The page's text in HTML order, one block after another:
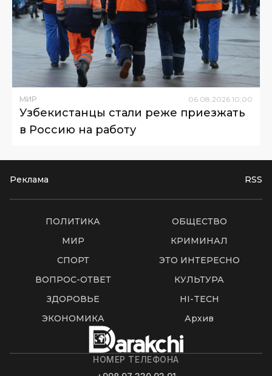
МИР 06 08 2026 10:00
Узбекистанцы стали реже приезжать
в Россию на работу
Реклама RSS
ПОЛИТИКА
ОБЩЕСТВО
МИР
КРИМИНАЛ
СПОРТ
ЭТО ИНТЕРЕСНО
ВОПРОС-ОТВЕТ
КУЛЬТУРА
ЗДОРОВЬЕ
HI-TECH
ЭКОНОМИКА
Архив
НОМЕР ТЕЛЕФОНА